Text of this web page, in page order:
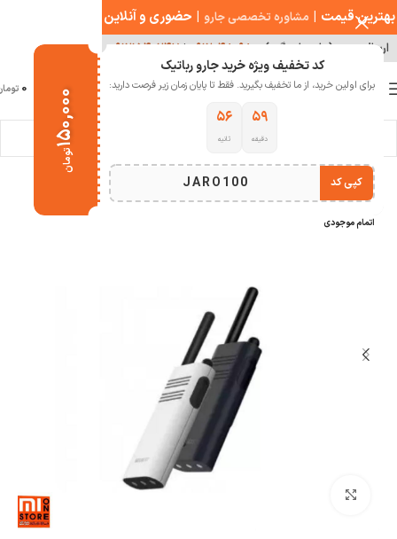
کد تخفیف ویژه خرید جارو رباتیک
برای اولین خرید، از ما تخفیف بگیرید. فقط تا پایان زمان زیر فرصت دارید:
۵۹
دقیقه
۵۴
ثانیه
JARO100 کپی کد
۱۵۰,۰۰۰
تومان
منو 0
خانه
-9%
اتمام موجودی
بهترین قیمت | مشاوره تخصصی جارو | حضوری و آنلاین
ارسال سریع ( با هماهنگی ) ۰۹۱۲۰۴۸۰۹۸۰ | ۰۹۱۲۱۵۴۰۲۴۷